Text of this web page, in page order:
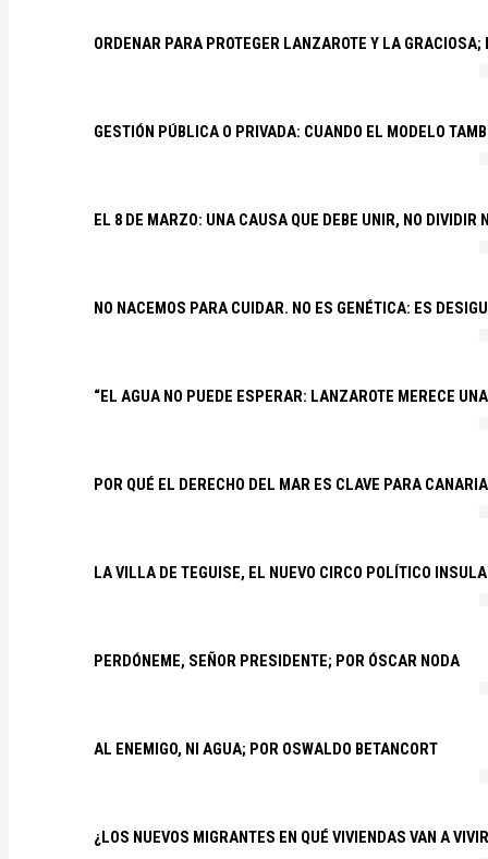
ORDENAR PARA PROTEGER LANZAROTE Y LA
GESTIÓN PÚBLICA O PRIVADA: CUANDO EL MODELO
EL 8 DE MARZO: UNA CAUSA QUE DEBE UNIR, NO DIVIDIR
NO NACEMOS PARA CUIDAR. NO ES GENÉTICA: ES
“EL AGUA NO PUEDE ESPERAR: LANZAROTE MERECE
POR QUÉ EL DERECHO DEL MAR ES CLAVE PARA
LA VILLA DE TEGUISE, EL NUEVO CIRCO POLÍTICO
PERDÓNEME, SEÑOR PRESIDENTE; POR ÓSCAR NODA
AL ENEMIGO, NI AGUA; POR OSWALDO BETANCORT
¿LOS NUEVOS MIGRANTES EN QUÉ VIVIENDAS VAN A